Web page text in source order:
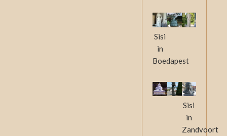
Sisi
in
Boedapest
Sisi
in
Zandvoort